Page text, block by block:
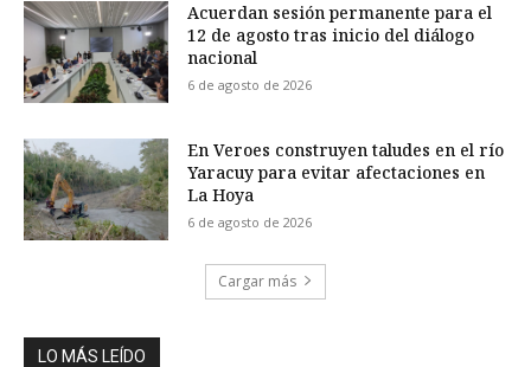
Acuerdan sesión permanente para el
12 de agosto tras inicio del diálogo
nacional
6 de agosto de 2026
En Veroes construyen taludes en el río
Yaracuy para evitar afectaciones en
La Hoya
6 de agosto de 2026
Cargar más
LO MÁS LEÍDO